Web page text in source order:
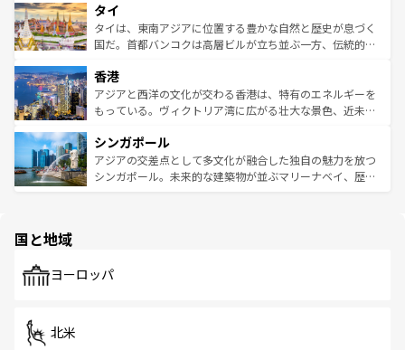
リティに包まれながら、韓国の多彩な魅力を心ゆくまで味
わってみてほしい。 なお、新着の韓国情報はコンテンツ一
覧を参照してほしい。
急速な発展と共に伝統が息づく。ハノイの古い町並みやホ
ーチミン市のフランス統治時代の建物も、独特の雰囲気を
醸し出している。また、バラエティの豊かさとおいしさで
とつ。フォーやバインミー、ベトナムコーヒーなどは、ぜ
ひ現地で味わいたい。どの地域を訪れてもあたたかい人々
が旅行者を迎えてくれるので、きっと忘れられない旅にな
参照してほしい。
タイ
タイは、東南アジアに位置する豊かな自然と歴史が息づく
国だ。首都バンコクは高層ビルが立ち並ぶ一方、伝統的な
の活気が交差している。北部ではチェンマイなどの山岳地
帯で自然と触れ合い、南部ではプーケットやクラビの美し
いビーチでリゾート気分を楽しむことができる。タイ料理
激する。気候は一年中温暖で、どの季節にも異なる楽しみ
が待っている。親しみやすいタイの人々、仏教を中心とし
た文化、そして多様な観光資源が、訪れる旅人を魅了し続
香港
アジアと西洋の文化が交わる香港は、特有のエネルギーを
もっている。ヴィクトリア湾に広がる壮大な景色、近未来
み、どこを訪れても感動するはず。観光スポットが密集し
ており、効率よく見どころを回れるのも魅力。息をのむよ
うな絶景から文化的な体験まで、香港を存分に楽しみ尽く
シンガポール
アジアの交差点として多文化が融合した独自の魅力を放つ
シンガポール。未来的な建築物が並ぶマリーナベイ、歴史
で、ホーカーズは地元の風情を楽しめる外せないスポット
国と地域
ヨーロッパ
北米